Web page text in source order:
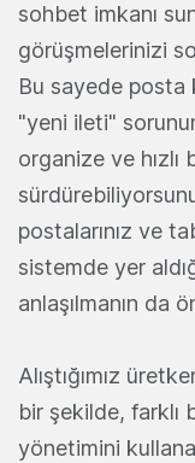
sohbet imkanı
görüşmelerinizi
Bu sayede
"yeni ileti"
organize ve
postalarınız ve
sistemde yer
anlaşılmanın da
Alıştığımız
bir şekilde, farklı
yönetimini